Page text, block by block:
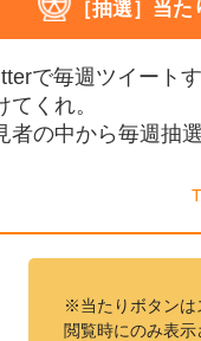
［抽選］当
で毎週ツイート
てくれ。
者の中から毎週抽
※当たりボタンは
閲覧時にのみ表示